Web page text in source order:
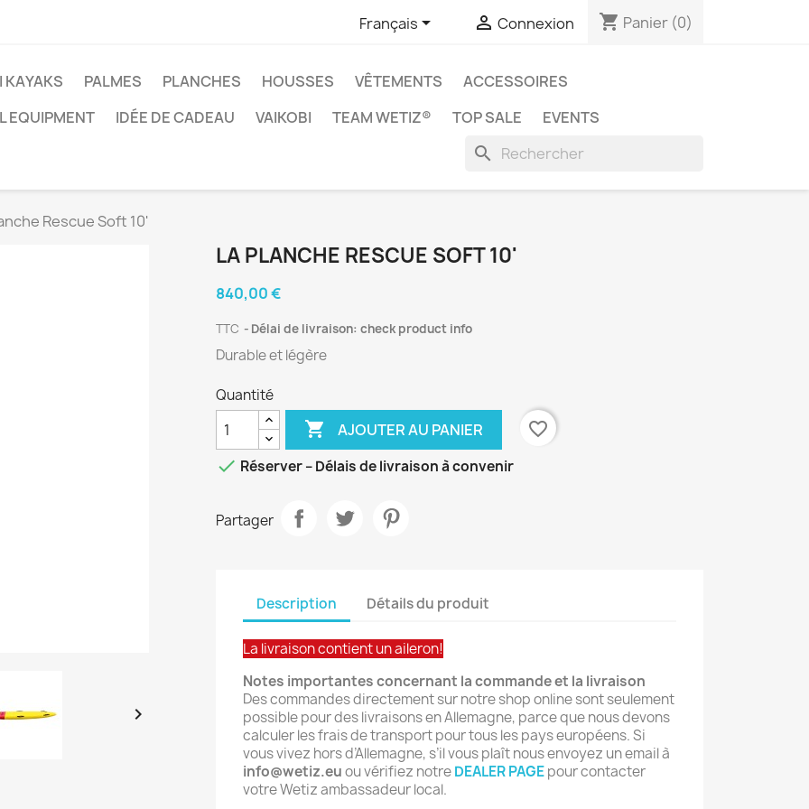
Français  Connexion shopping_cart Panier (0)
KAYAKS PALMES PLANCHES HOUSSES VÊTEMENTS
ACCESSOIRES
EQUIPMENT
IDÉE DE CADEAU VAIKOBI TEAM WETIZ® TOP SALE EVENTS
search
Rescue Soft 10'

LA PLANCHE RESCUE SOFT 10'
840,00 €
TTC Délai de livraison: check product info
Durable et légère
Quantité
 AJOUTER AU PANIER
favorite_border
 Réserver – Délais de livraison à convenir
Partager
Description Détails du produit
La livraison contient un aileron!
Notes importantes concernant la commande et la livraison
Des commandes directement sur notre shop online sont seulement
possible pour des livraisons en Allemagne, parce que nous devons
calculer les frais de transport pour tous les pays européens. Si
vous vivez hors d’Allemagne, s’il vous plaît nous envoyez un email à
info@wetiz.euou vérifiez notreDEALER PAGEpour contacter
votre Wetiz ambassadeur local.